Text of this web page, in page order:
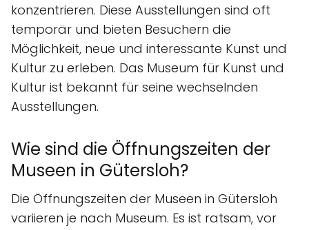
konzentrieren. Diese Ausstellungen sind oft
temporär und bieten Besuchern die
Möglichkeit, neue und interessante Kunst und
Kultur zu erleben. Das Museum für Kunst und
Kultur ist bekannt für seine wechselnden
Ausstellungen.
Wie sind die Öffnungszeiten der
Museen in Gütersloh?
Die Öffnungszeiten der Museen in Gütersloh
variieren je nach Museum. Es ist ratsam, vor